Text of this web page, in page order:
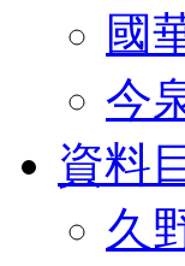
國
今
資料
久